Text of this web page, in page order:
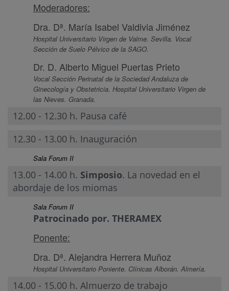
Moderadores:
Dra. Dª. María Isabel Valdivia Jiménez
Hospital Universitario Virgen de Valme. Sevilla. Vocal
Sección de Suelo Pélvico de la SAGO.
Dr. D. Alberto Miguel Puertas Prieto
Vocal Sección Perinatal de la Sociedad Andaluza de
Ginecología y Obstetricia. Hospital Universitario Virgen de
las Nieves. Granada.
12.00 - 12.30 h. Pausa café
12.30 - 13.00 h. Inauguración
Sala Forum II
13.00 - 14.00 h. Simposio. La novedad en el
abordaje de los miomas
Sala Forum II
Patrocinado por. THERAMEX
Ponente:
Dra. Dª. Alejandra Herrera Muñoz
Hospital Universitario Poniente. Clínicas Alborán. Almería.
14.00 - 15.00 h. Almuerzo de trabajo